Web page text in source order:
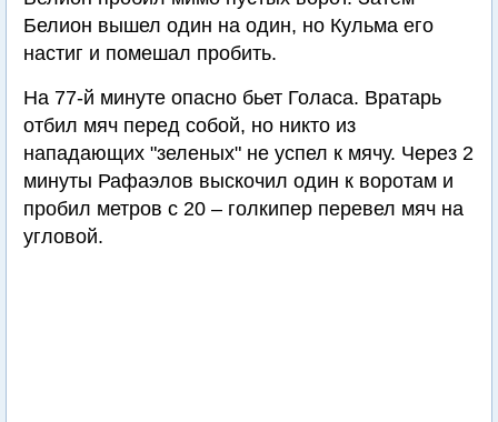
Белион вышел один на один, но Кульма его
настиг и помешал пробить.
На 77-й минуте опасно бьет Голаса. Вратарь
отбил мяч перед собой, но никто из
нападающих "зеленых" не успел к мячу. Через 2
минуты Рафаэлов выскочил один к воротам и
пробил метров с 20 – голкипер перевел мяч на
угловой.